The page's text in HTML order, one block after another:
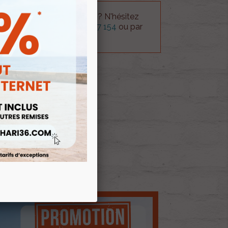
technique sur le produit ? N'hésitez
technique au
0254 277 154 ou par
AU PANIER